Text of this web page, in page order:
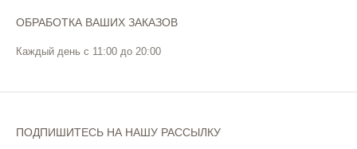
ПОДПИШИТЕСЬ НА НАШУ РАССЫЛКУ
ОБРАБОТКА ВАШИХ ЗАКАЗОВ
Каждый день с 11:00 до 20:00